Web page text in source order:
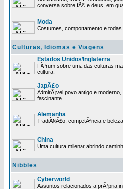
conversa sobre fÃ© e deus, em
Moda
Costumes, comportamento e
Culturas, Idiomas e Viagens
Estados Unidos/Inglaterra
FÃ³rum sobre uma das culturas
cultura.
JapÃ£o
AdmirÃ¡vel povo antigo e
fascinante
Alemanha
TradiÃ§Ã£o, competÃªncia e
China
Uma cultura milenar abrindo
Nibbles
Cyberworld
Assuntos relacionados a prÃ³pria